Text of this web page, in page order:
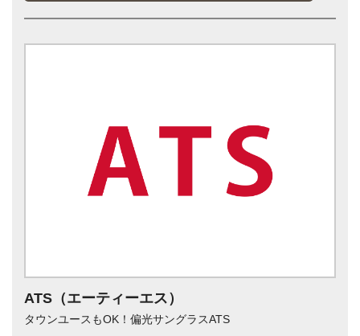
ATS（エーティーエス）
タウンユースもOK！偏光サングラスATS